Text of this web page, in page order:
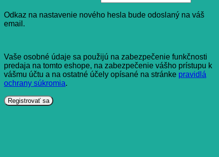
Odkaz na nastavenie nového hesla bude odoslaný na váš
email.
Vaše osobné údaje sa použijú na zabezpečenie funkčnosti
predaja na tomto eshope, na zabezpečenie vášho prístupu k
vášmu účtu a na ostatné účely opísané na stránke pravidlá
ochrany súkromia.
Registrovať sa